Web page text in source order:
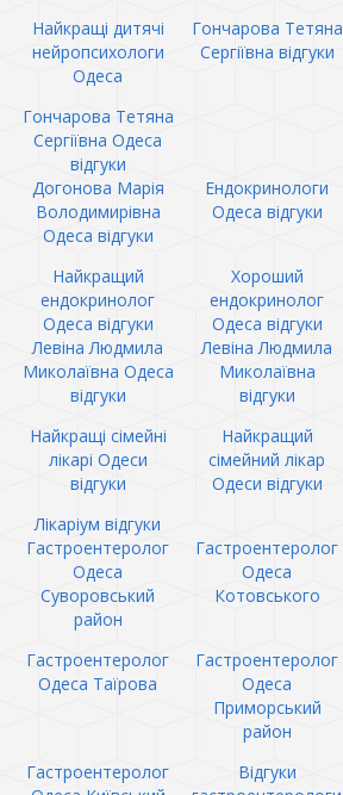
Найкращі дитячі
нейропсихологи
Одеса
Гончарова Тетяна
Сергіївна відгуки
Гончарова Тетяна
Сергіївна Одеса
відгуки
Догонова Марія
Володимирівна
Одеса відгуки
Ендокринологи
Одеса відгуки
Найкращий
ендокринолог
Одеса відгуки
Хороший
ендокринолог
Одеса відгуки
Левіна Людмила
Миколаївна Одеса
відгуки
Левіна Людмила
Миколаївна
відгуки
Найкращі сімейні
лікарі Одеси
відгуки
Найкращий
сімейний лікар
Одеси відгуки
Лікаріум відгуки
Гастроентеролог
Одеса
Суворовський
район
Гастроентеролог
Одеса
Котовського
Гастроентеролог
Одеса Таїрова
Гастроентеролог
Одеса
Приморський
район
Гастроентеролог
Відгуки